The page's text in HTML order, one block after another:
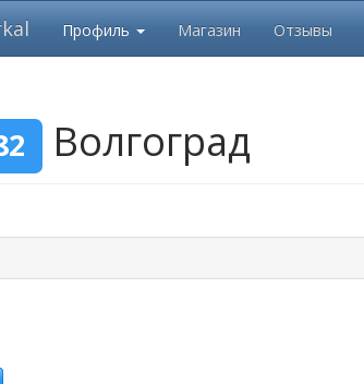
Профиль Магазин Отзывы
Волгоград